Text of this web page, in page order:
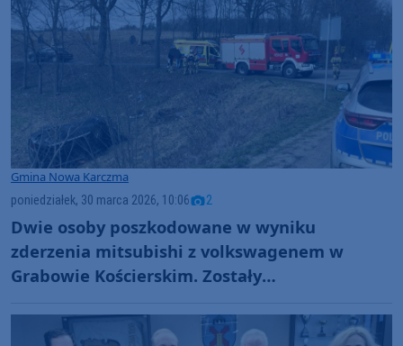
Gmina Nowa Karczma
poniedziałek, 30 marca 2026, 10:06 2
Dwie osoby poszkodowane w wyniku
zderzenia mitsubishi z volkswagenem w
Grabowie Kościerskim. Zostały